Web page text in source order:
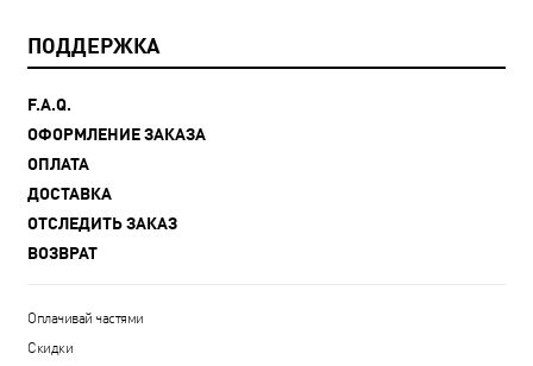
ПОДДЕРЖКА
F.A.Q.
ОФОРМЛЕНИЕ ЗАКАЗА
ОПЛАТА
ДОСТАВКА
ОТСЛЕДИТЬ ЗАКАЗ
ВОЗВРАТ
Оплачивай частями
Скидки